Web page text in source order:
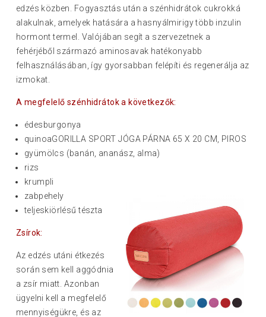
edzés közben. Fogyasztás után a szénhidrátok cukrokká
alakulnak, amelyek hatására a hasnyálmirigy több inzulin
hormont termel. Valójában segít a szervezetnek a
fehérjéből származó aminosavak hatékonyabb
felhasználásában, így gyorsabban felépíti és regenerálja az
izmokat.
A megfelelő szénhidrátok a következők:
édesburgonya
quinoaGORILLA SPORT JÓGA PÁRNA 65 X 20 CM, PIROS
gyümölcs (banán, ananász, alma)
rizs
krumpli
zabpehely
teljeskiörlésű tészta
Zsírok:
Az edzés utáni étkezés
során sem kell aggódnia
a zsír miatt. Azonban
ügyelni kell a megfelelő
mennyiségükre, és az